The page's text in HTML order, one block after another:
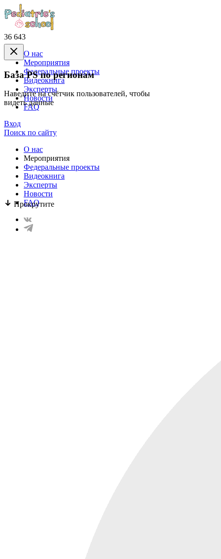
36 643
База PS по регионам
Наведите на счётчик пользователей, чтобы
видеть данные
Прокрутите
О нас
Mероприятия
Федеральные проекты
Видеокнига
Эксперты
Новости
FAQ
Вход
Поиск по сайту
О нас
Mероприятия
Федеральные проекты
Видеокнига
Эксперты
Новости
FAQ